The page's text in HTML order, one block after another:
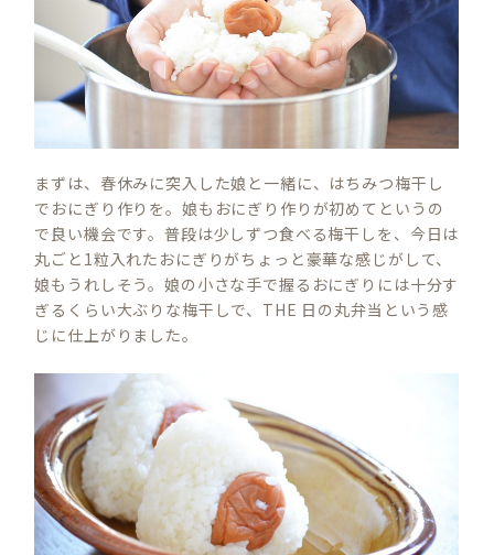
まずは、春休みに突入した娘と一緒に、はちみつ梅干し
でおにぎり作りを。娘もおにぎり作りが初めてというの
で良い機会です。普段は少しずつ食べる梅干しを、今日は
丸ごと1粒入れたおにぎりがちょっと豪華な感じがして、
娘もうれしそう。娘の小さな手で握るおにぎりには十分す
ぎるくらい大ぶりな梅干しで、THE 日の丸弁当という感
じに仕上がりました。